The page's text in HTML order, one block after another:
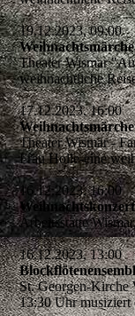
19.12.2023, 09:00
Theater Wismar
weihnachtliche
17.12.2023, 16:00
Theater Wismar -
Frau Holle-eine
16.12.2023, 16:00
Arbeitsstätte
16.12.2023, 13:00
St. Georgen-Kirche
13:30 Uhr